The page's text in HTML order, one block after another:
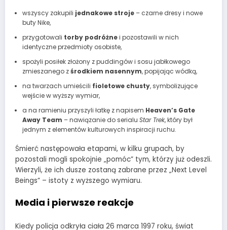
wszyscy zakupili jednakowe stroje– czarne dresy i nowe
buty Nike,
przygotowali torby podróżnei pozostawili w nich
identyczne przedmioty osobiste,
spożyli posiłek złożony z puddingów i sosu jabłkowego
zmieszanego zśrodkiem nasennym, popijając wódką,
na twarzach umieścili fioletowe chusty, symbolizujące
wejście w wyższy wymiar,
a na ramieniu przyszyli łatkę z napisem Heaven’s Gate
Away Team – nawiązanie do serialu Star Trek, który był
jednym z elementów kulturowych inspiracji ruchu.
Śmierć następowała etapami, w kilku grupach, by
pozostali mogli spokojnie „pomóc” tym, którzy już odeszli.
Wierzyli, że ich dusze zostaną zabrane przez „Next Level
Beings” – istoty z wyższego wymiaru.
Media i pierwsze reakcje
Kiedy policja odkryła ciała 26 marca 1997 roku, świat